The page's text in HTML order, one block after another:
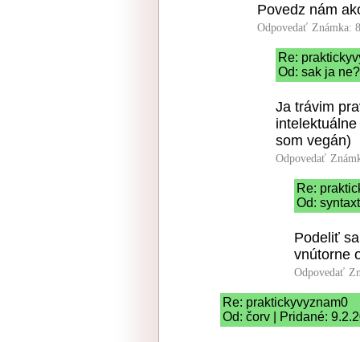
Povedz nám
Odpovedať Známka:
Re:
Od: sak ja
Ja trávim
som vegán)
Odpovedať
Re:
Od:
Podeliť
vnútorne
Odpovedať
Re: praktickyvyznam0
Od: čorv | Pridané: